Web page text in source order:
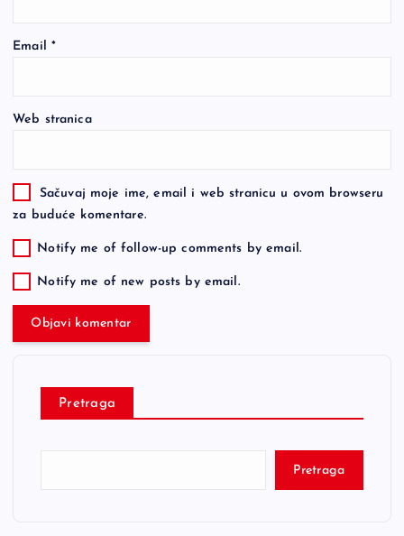
Email *
Web stranica
Sačuvaj moje ime, email i web stranicu u ovom browseru
za buduće komentare.
Notify me of follow-up comments by email.
Notify me of new posts by email.
Pretraga
Pretraga